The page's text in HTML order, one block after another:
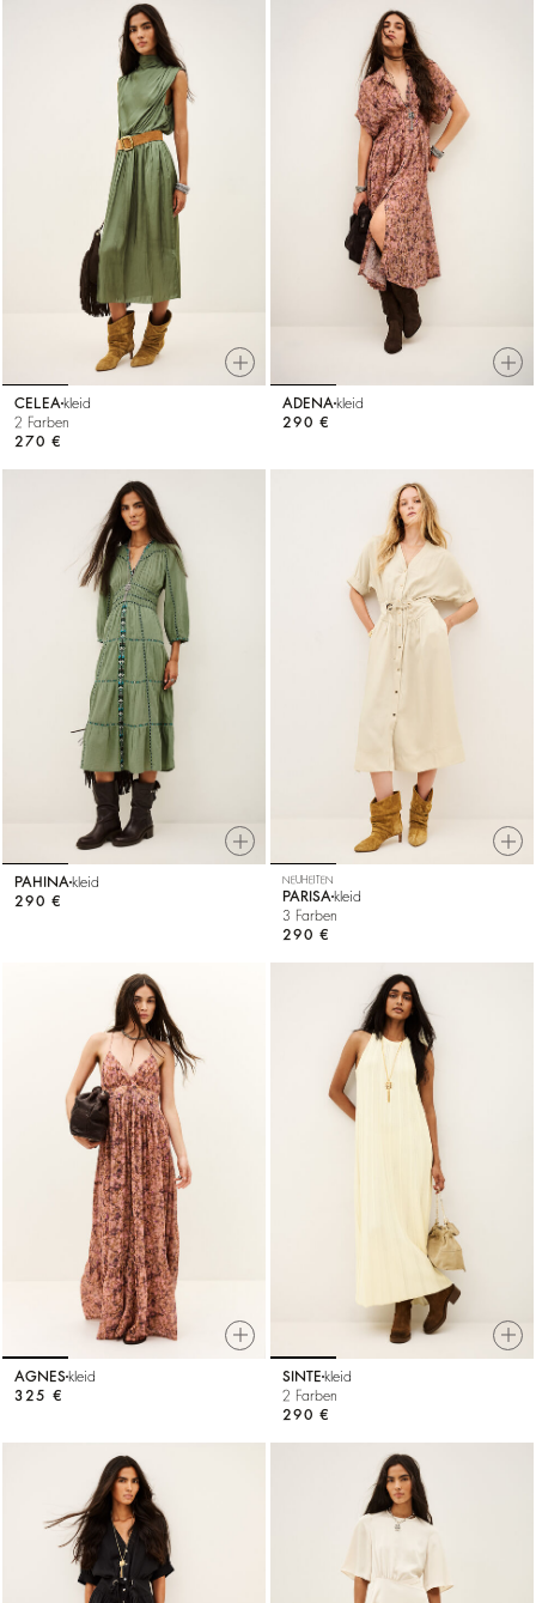
CELEA kleid
2 Farben
270 €
ADENA kleid
290 €
PAHINA kleid
290 €
NEUHEITEN
PARISA kleid
3 Farben
290 €
AGNES kleid
325 €
SINTE kleid
2 Farben
290 €